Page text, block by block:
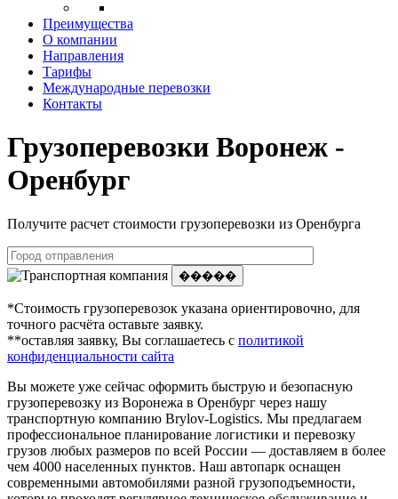
Преимущества
О компании
Направления
Тарифы
Международные перевозки
Контакты
Грузоперевозки Воронеж -
Оренбург
Получите расчет стоимости грузоперевозки из Оренбурга
�����
*Стоимость грузоперевозок указана ориентировочно, для
точного расчёта оставьте заявку.
**оставляя заявку, Вы соглашаетесь с политикой
конфиденциальности сайта
Вы можете уже сейчас оформить быструю и безопасную
грузоперевозку из Воронежа в Оренбург через нашу
транспортную компанию Brylov-Logistics. Мы предлагаем
профессиональное планирование логистики и перевозку
грузов любых размеров по всей России — доставляем в более
чем 4000 населенных пунктов. Наш автопарк оснащен
современными автомобилями разной грузоподъемности,